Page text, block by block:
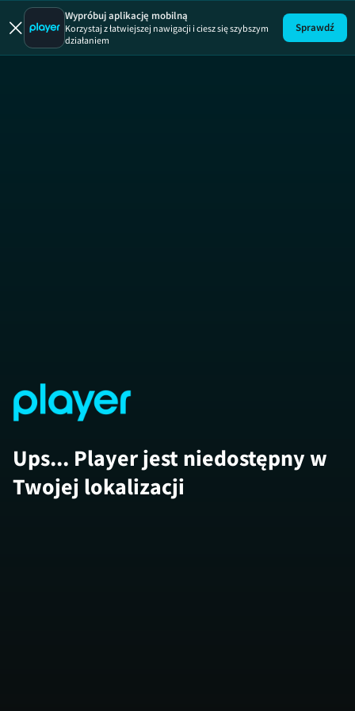
Wypróbuj aplikację mobilną
Korzystaj z łatwiejszej nawigacji i ciesz się szybszym
działaniem
Sprawdź
Ups... Player jest niedostępny w
Twojej lokalizacji